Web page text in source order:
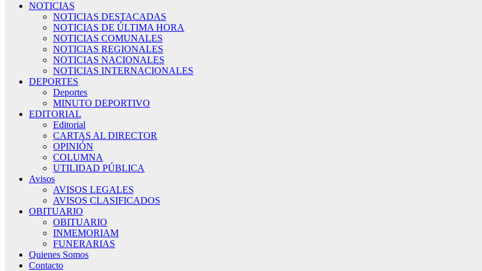
NOTICIAS
NOTICIAS DESTACADAS
NOTICIAS DE ÚLTIMA HORA
NOTICIAS COMUNALES
NOTICIAS REGIONALES
NOTICIAS NACIONALES
NOTICIAS INTERNACIONALES
DEPORTES
Deportes
MINUTO DEPORTIVO
EDITORIAL
Editorial
CARTAS AL DIRECTOR
OPINIÓN
COLUMNA
UTILIDAD PÚBLICA
Avisos
AVISOS LEGALES
AVISOS CLASIFICADOS
OBITUARIO
OBITUARIO
INMEMORIAM
FUNERARIAS
Quienes Somos
Contacto